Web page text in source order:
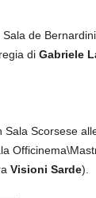
de
regia diGabriele
Scorsese
Visioni Sarde).